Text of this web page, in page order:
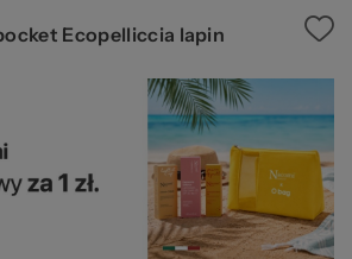
Ecopelliccia lapin